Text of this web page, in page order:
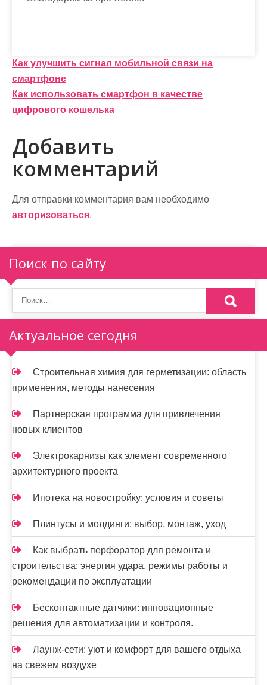
Н
а
в
и
г
а
ц
и
я
п
о
з
а
п
и
с
я
м
Как улучшить сигнал мобильной связи на
смартфоне
Как использовать смартфон в качестве
цифрового кошелька
Добавить
комментарий
Для отправки комментария вам необходимо
авторизоваться.
Поиск по сайту
Актуальное сегодня
Строительная химия для герметизации: область
применения, методы нанесения
Партнерская программа для привлечения
новых клиентов
Электрокарнизы как элемент современного
архитектурного проекта
Ипотека на новостройку: условия и советы
Плинтусы и молдинги: выбор, монтаж, уход
Как выбрать перфоратор для ремонта и
строительства: энергия удара, режимы работы и
рекомендации по эксплуатации
Бесконтактные датчики: инновационные
решения для автоматизации и контроля.
Лаунж-сети: уют и комфорт для вашего отдыха
на свежем воздухе